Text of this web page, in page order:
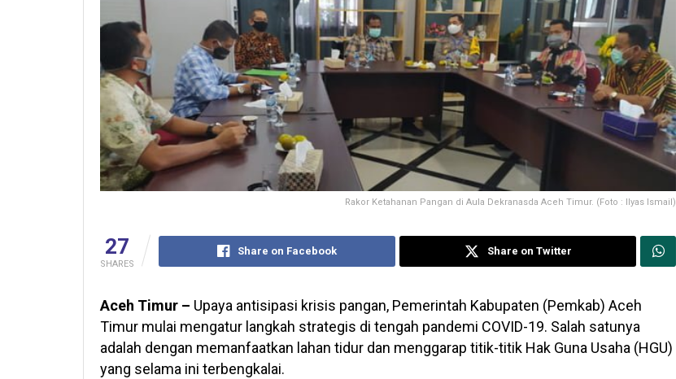
Rakor Ketahanan Pangan di Aula Dekranasda Aceh Timur. (Foto : Ilyas Ismail)
27
SHARES
Share on Facebook Share on Twitter
Aceh Timur – Upaya antisipasi krisis pangan, Pemerintah Kabupaten (Pemkab) Aceh
Timur mulai mengatur langkah strategis di tengah pandemi COVID-19. Salah satunya
adalah dengan memanfaatkan lahan tidur dan menggarap titik-titik Hak Guna Usaha (HGU)
yang selama ini terbengkalai.